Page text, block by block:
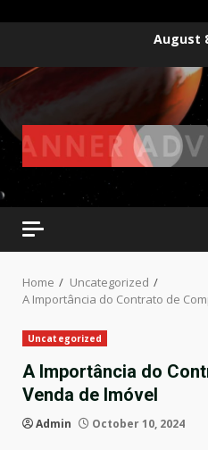
content
August
Home
Uncategorized
A Importância do Contrato de
Uncategorized
A Importância do
Venda de Imóvel
Admin October 10, 2024